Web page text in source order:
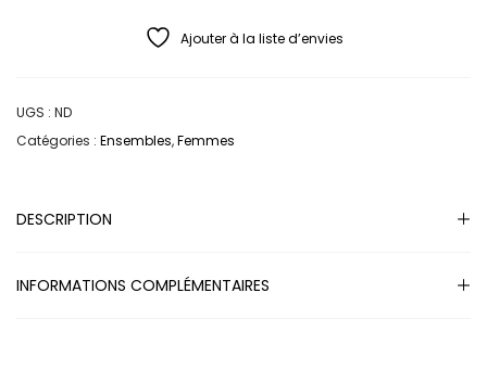
collection complète d’ensemble pour femme
Ajouter à la liste d’envies
UGS : ND
Catégories : Ensembles,Femmes
DESCRIPTION
INFORMATIONS COMPLÉMENTAIRES